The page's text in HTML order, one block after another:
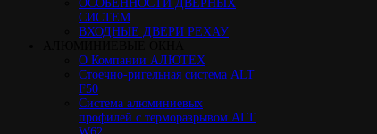
ОСОБЕННОСТИ ДВЕРНЫХ
СИСТЕМ
ВХОДНЫЕ ДВЕРИ РЕХАУ
О Компании АЛЮТЕХ
Стоечно-ригельная система ALT
F50
Cистема алюминиевых
профилей с терморазрывом ALT